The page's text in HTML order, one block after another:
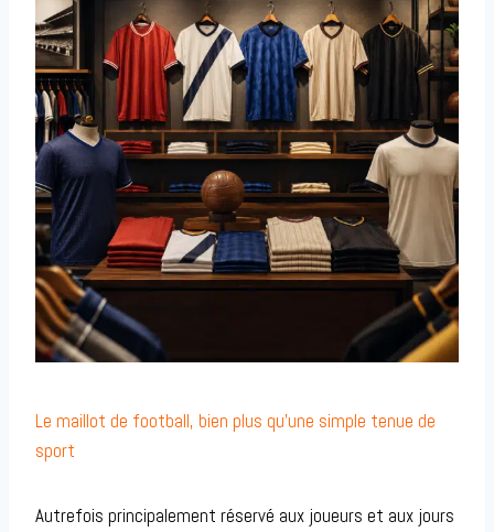
Le maillot de football, bien plus qu’une simple tenue de
sport
Autrefois principalement réservé aux joueurs et aux jours